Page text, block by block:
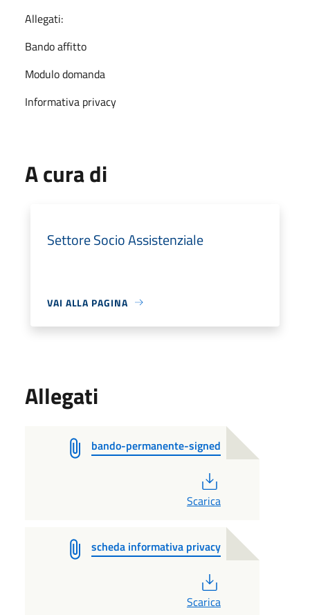
Allegati:
Bando affitto
Modulo domanda
Informativa privacy
A cura di
Settore Socio Assistenziale
VAI ALLA PAGINA
Allegati
bando-permanente-signed
Scarica
scheda informativa privacy
Scarica